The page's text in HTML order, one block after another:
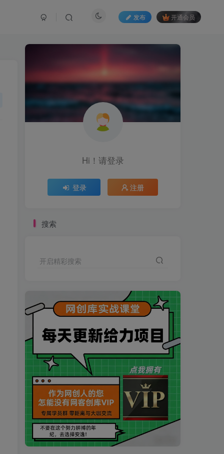
发布 开通会员
Hi！请登录
登录 注册
搜索
开启精彩搜索
买VIP会员或加盟商-全年最低价-立即抢额
网创库-限时优惠 别错过!
买VIP会员或加盟商-全年最低价-立即抢额